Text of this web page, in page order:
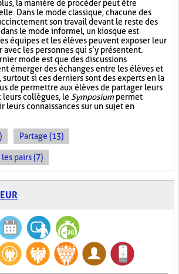
la manière de procéder peut être
Dans le mode classique, chacune des
son travail devant le reste des
le mode informel, un kiosque est
équipes et les élèves peuvent exposer leur
les personnes qui s’y présentent.
mode est que des discussions
émerger des échanges entre les élèves et
si ces derniers sont des experts en la
de permettre aux élèves de partager leurs
leurs collègues, le Symposiumpermet
leurs connaissances sur un sujet en
Partage (13)
pairs (7)